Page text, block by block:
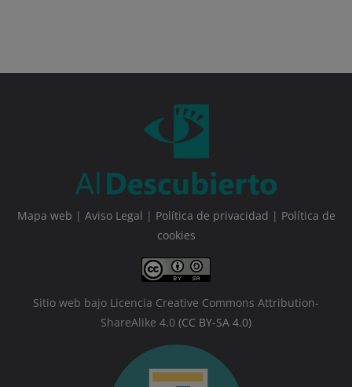
Mapa web | Aviso Legal | Política de privacidad | Política de
cookies
Sitio web bajo Licencia Creative Commons Attribution-
ShareAlike 4.0 (CC BY-SA 4.0)